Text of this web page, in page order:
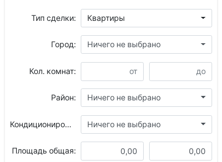
Тип сделки: Квартиры
Город: Ничего не выбрано
Кол. комнат:
Район: Ничего не выбрано
Кондиционирование: Ничего не выбрано
Площадь общая: